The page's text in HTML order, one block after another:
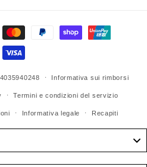
Informativa sui rimborsi
Termini e condizioni del servizio
Informativa legale Recapiti